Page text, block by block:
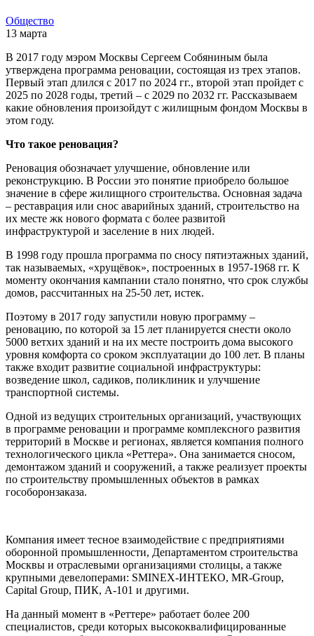
Общество
13 марта
В 2017 году мэром Москвы Сергеем Собяниным была
утверждена программа реновации, состоящая из трех этапов.
Первый этап длился с 2017 по 2024 гг., второй этап пройдет с
2025 по 2028 годы, третий – с 2029 по 2032 гг. Рассказываем
какие обновления произойдут с жилищным фондом Москвы в
этом году.
Что такое реновация?
Реновация обозначает улучшение, обновление или
реконструкцию. В России это понятие приобрело большое
значение в сфере жилищного строительства. Основная задача
– реставрация или снос аварийных зданий, строительство на
их месте жк нового формата с более развитой
инфраструктурой и заселение в них людей.
В 1998 году прошла программа по сносу пятиэтажных зданий,
так называемых, «хрущёвок», построенных в 1957-1968 гг. К
моменту окончания кампании стало понятно, что срок службы
домов, рассчитанных на 25-50 лет, истек.
Поэтому в 2017 году запустили новую программу –
реновацию, по которой за 15 лет планируется снести около
5000 ветхих зданий и на их месте построить дома высокого
уровня комфорта со сроком эксплуатации до 100 лет. В планы
также входит развитие социальной инфраструктуры:
возведение школ, садиков, поликлиник и улучшение
транспортной системы.
Одной из ведущих строительных организаций, участвующих
в программе реновации и программе комплексного развития
территорий в Москве и регионах, является компания полного
технологического цикла «Реттера». Она занимается сносом,
демонтажом зданий и сооружений, а также реализует проекты
по строительству промышленных объектов в рамках
гособоронзаказа.
Компания имеет тесное взаимодействие с предприятиями
оборонной промышленности, Департаментом строительства
Москвы и отраслевыми организациями столицы, а также
крупными девелоперами: SMINEX-ИНТЕКО, MR-Group,
Capital Group, ПИК, А-101 и другими.
На данный момент в «Реттере» работает более 200
специалистов, среди которых высококвалифицированные